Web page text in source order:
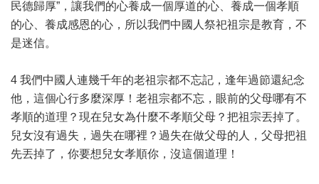
民德歸厚”，讓我們的心養成一個厚道的心、養成一個孝順
的心、養成感恩的心，所以我們中國人祭祀祖宗是教育，不
是迷信。
4 我們中國人連幾千年的老祖宗都不忘記，逢年過節還紀念
他，這個心行多麼深厚！老祖宗都不忘，眼前的父母哪有不
孝順的道理？現在兒女為什麼不孝順父母？把祖宗丟掉了。
兒女沒有過失，過失在哪裡？過失在做父母的人，父母把祖
先丟掉了，你要想兒女孝順你，沒這個道理！